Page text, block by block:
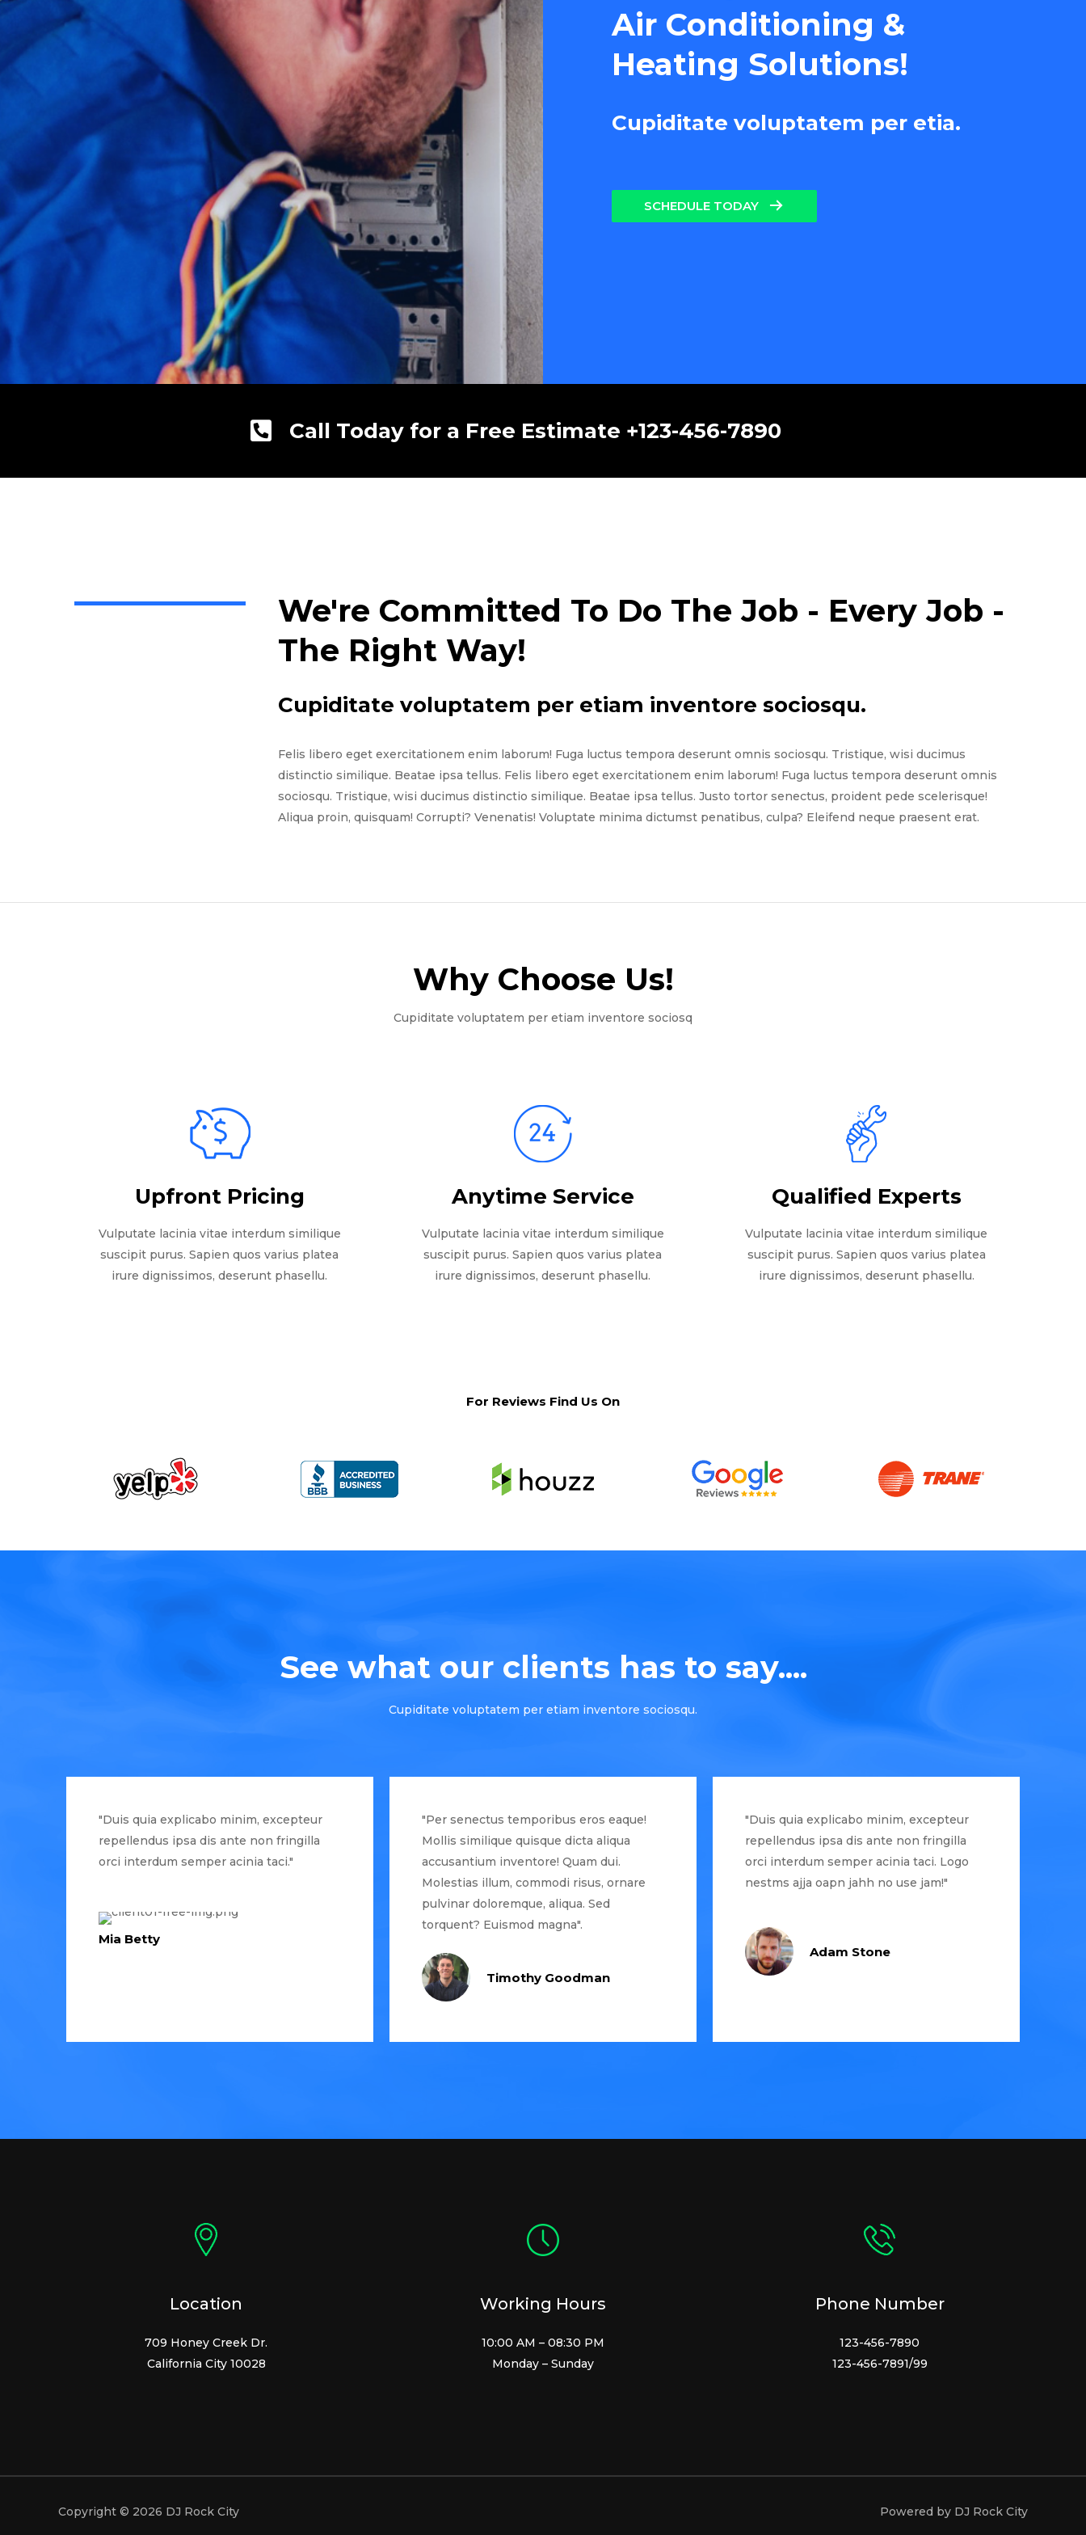
Air Conditioning &
Heating Solutions!
Cupiditate voluptatem per etia.
SCHEDULE TODAY
Call Today for a Free Estimate +123-456-7890
We're Committed To Do The Job - Every Job -
The Right Way!
Cupiditate voluptatem per etiam inventore sociosqu.
Felis libero eget exercitationem enim laborum! Fuga luctus tempora deserunt omnis sociosqu. Tristique, wisi ducimus
distinctio similique. Beatae ipsa tellus. Felis libero eget exercitationem enim laborum! Fuga luctus tempora deserunt omnis
sociosqu. Tristique, wisi ducimus distinctio similique. Beatae ipsa tellus. Justo tortor senectus, proident pede scelerisque!
Aliqua proin, quisquam! Corrupti? Venenatis! Voluptate minima dictumst penatibus, culpa? Eleifend neque praesent erat.
Why Choose Us!​
Cupiditate voluptatem per etiam inventore sociosq
Upfront Pricing
Vulputate lacinia vitae interdum similique
suscipit purus. Sapien quos varius platea
irure dignissimos, deserunt phasellu.
Anytime Service
Vulputate lacinia vitae interdum similique
suscipit purus. Sapien quos varius platea
irure dignissimos, deserunt phasellu.
Qualified Experts
Vulputate lacinia vitae interdum similique
suscipit purus. Sapien quos varius platea
irure dignissimos, deserunt phasellu.
For Reviews Find Us On
See what our clients has to say....
Cupiditate voluptatem per etiam inventore sociosqu.
"Duis quia explicabo minim, excepteur
repellendus ipsa dis ante non fringilla
orci interdum semper acinia taci."
Mia Betty
"Per senectus temporibus eros eaque!
Mollis similique quisque dicta aliqua
accusantium inventore! Quam dui.
Molestias illum, commodi risus, ornare
pulvinar doloremque, aliqua. Sed
torquent? Euismod magna".
Timothy Goodman
"Duis quia explicabo minim, excepteur
repellendus ipsa dis ante non fringilla
orci interdum semper acinia taci. Logo
nestms ajja oapn jahh no use jam!"
Adam Stone
Location
709 Honey Creek Dr.
California City 10028
Working Hours
10:00 AM – 08:30 PM
Monday – Sunday
Phone Number
123-456-7890
123-456-7891/99
Copyright © 2026 DJ Rock City Powered by DJ Rock City